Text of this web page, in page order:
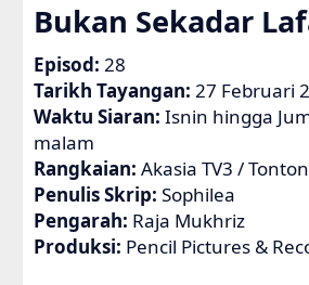
Bukan Sekadar
Episod: 28
Tarikh Tayangan: 27 Februari
Waktu Siaran: Isnin hingga
malam
Rangkaian: Akasia TV3 / Tonton
Penulis Skrip: Sophilea
Pengarah: Raja Mukhriz
Produksi: Pencil Pictures &